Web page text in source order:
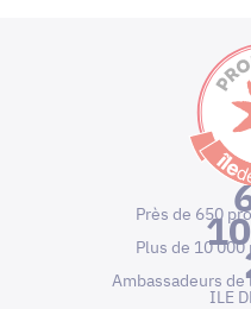
Près de 650
Plus de 10
Ambassadeurs de
ILE